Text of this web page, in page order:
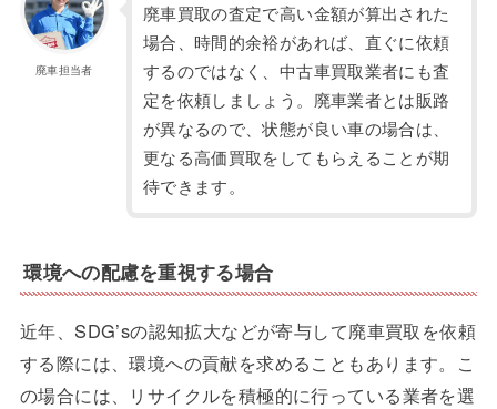
廃車担当者
廃車買取の査定で高い金額が算出された
場合、時間的余裕があれば、直ぐに依頼
するのではなく、中古車買取業者にも査
定を依頼しましょう。廃車業者とは販路
が異なるので、状態が良い車の場合は、
更なる高価買取をしてもらえることが期
待できます。
環境への配慮を重視する場合
近年、SDG’sの認知拡大などが寄与して廃車買取を依頼
する際には、環境への貢献を求めることもあります。こ
の場合には、リサイクルを積極的に行っている業者を選